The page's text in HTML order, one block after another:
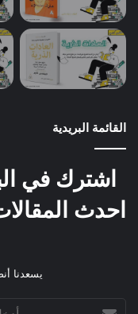
القائمة البريدية
اشترك في
احدث
يسعدنا